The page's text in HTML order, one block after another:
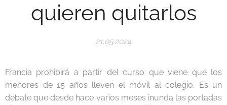
quieren quitarlos
21.05.2024
Francia prohibirá a partir del curso que viene que los
menores de 15 años lleven el móvil al colegio. Es un
debate que desde hace varios meses inunda las portadas